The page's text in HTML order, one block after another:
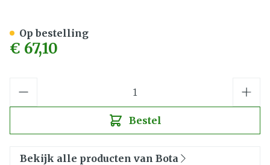
€ 67,10
Bestel
Op bestelling
Bekijk alle producten van Bota